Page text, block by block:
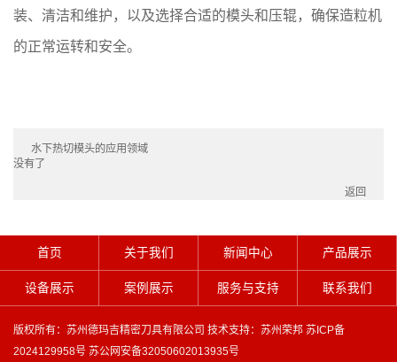
装、清洁和维护，以及选择合适的模头和压辊，确保造粒机
的正常运转和安全。
水下热切模头的应用领域
没有了
返回
首页 关于我们 新闻中心 产品展示
设备展示 案例展示 服务与支持 联系我们
版权所有：苏州德玛吉精密刀具有限公司 技术支持： 苏州荣邦 苏ICP备
2024129958号 苏公网安备32050602013935号